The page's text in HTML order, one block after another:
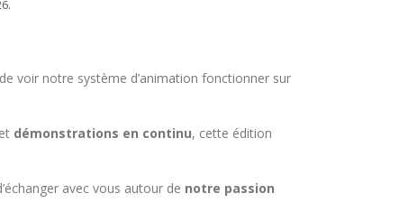
voir notre système d’animation fonctionner sur
et démonstrations en continu, cette édition
avec vous autour de notre passion